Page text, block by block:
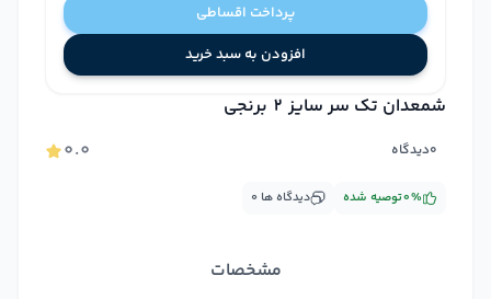
شمعدان تک سر سایز 2 برنجی
۰.۰
دیدگاه۰
۰ دیدگاه ها توصیه شده۰%
مشخصات
پرداخت اقساطی
افزودن به سبد خرید